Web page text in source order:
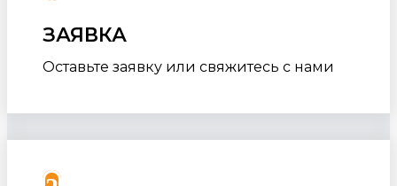
ЗАЯВКА
Оставьте заявку или свяжитесь с нами